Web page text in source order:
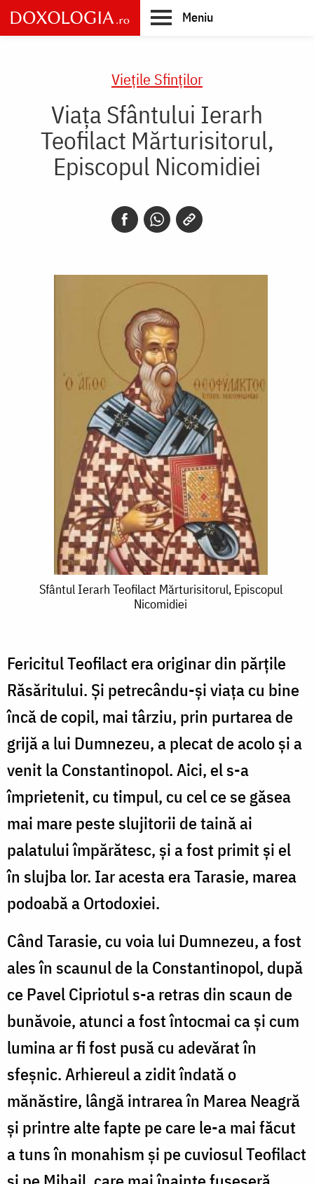
Skip
to
main
Meniu
Vieţile Sfinţilor
Viaţa Sfântului Ierarh
Teofilact Mărturisitorul,
Episcopul Nicomidiei
Sfântul
Mărturisitorul,
Episcopul
Nicomidiei
Sfântul Ierarh Teofilact Mărturisitorul, Episcopul
Nicomidiei
Fericitul Teofilact era originar din părţile
Răsăritului. Şi petrecându-şi viaţa cu bine
încă de copil, mai târziu, prin purtarea de
grijă a lui Dumnezeu, a plecat de acolo şi a
venit la Constantinopol. Aici, el s-a
împrietenit, cu timpul, cu cel ce se găsea
mai mare peste slujitorii de taină ai
palatului împărătesc, şi a fost primit şi el
în slujba lor. Iar acesta era Tarasie, marea
podoabă a Ortodoxiei.
Când Tarasie, cu voia lui Dumnezeu, a fost
ales în scaunul de la Constantinopol, după
ce Pavel Cipriotul s-a retras din scaun de
bunăvoie, atunci a fost întocmai ca şi cum
lumina ar fi fost pusă cu adevărat în
sfeşnic. Arhiereul a zidit îndată o
mănăstire, lângă intrarea în Marea Neagră
şi printre alte fapte pe care le-a mai făcut
a tuns în monahism şi pe cuviosul Teofilact